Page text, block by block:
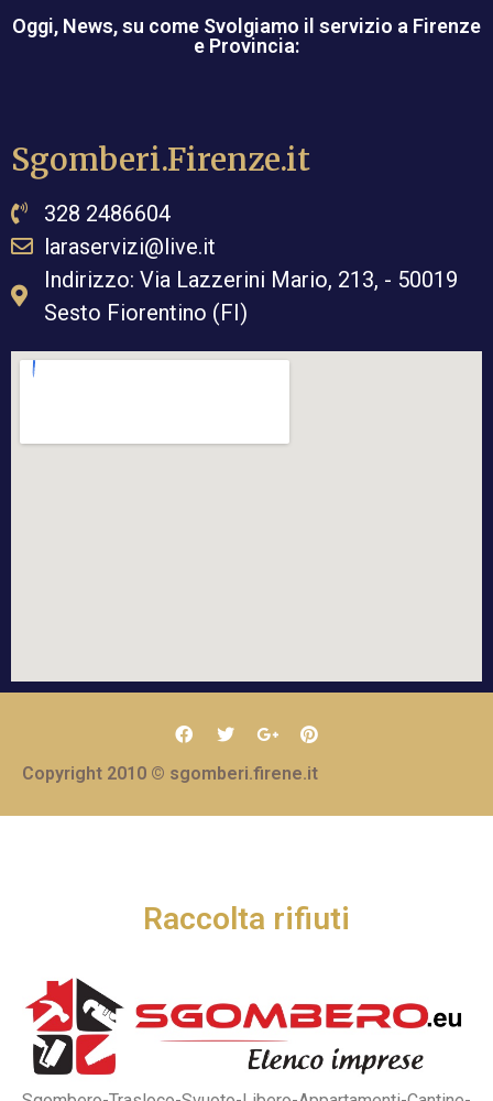
Oggi, News, su come Svolgiamo il servizio a Firenze
e Provincia:
Sgomberi.Firenze.it
328 2486604
laraservizi@live.it
Indirizzo: Via Lazzerini Mario, 213, - 50019
Sesto Fiorentino (FI)
Copyright 2010 © sgomberi.firene.it
Raccolta rifiuti